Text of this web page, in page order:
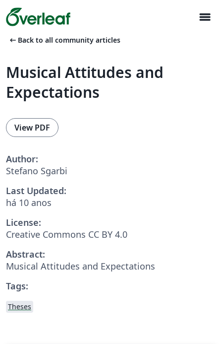
menu
arrow_left_alt Back to all community articles
Musical Attitudes and
Expectations
View PDF
Author:
Stefano Sgarbi
Last Updated:
há 10 anos
License:
Creative Commons CC BY 4.0
Abstract:
Musical Attitudes and Expectations
Tags:
Theses